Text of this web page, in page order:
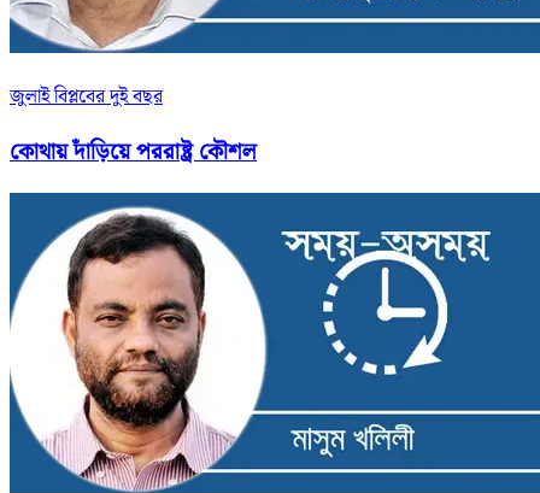
জুলাই বিপ্লবের দুই বছর
কোথায় দাঁড়িয়ে পররাষ্ট্র কৌশল